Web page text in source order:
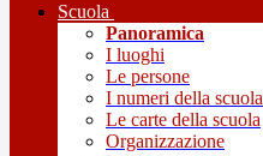
Scuola
Panoramica
I luoghi
Le persone
I numeri della scuola
Le carte della scuola
Organizzazione